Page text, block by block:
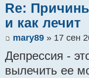
Re:
и как лечит
mary89 » 17 сен
Депрессия -
вылечить ее